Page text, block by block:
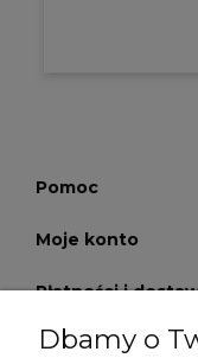
Pomoc
Moje konto
Płatności i
Informacje
Dbamy o